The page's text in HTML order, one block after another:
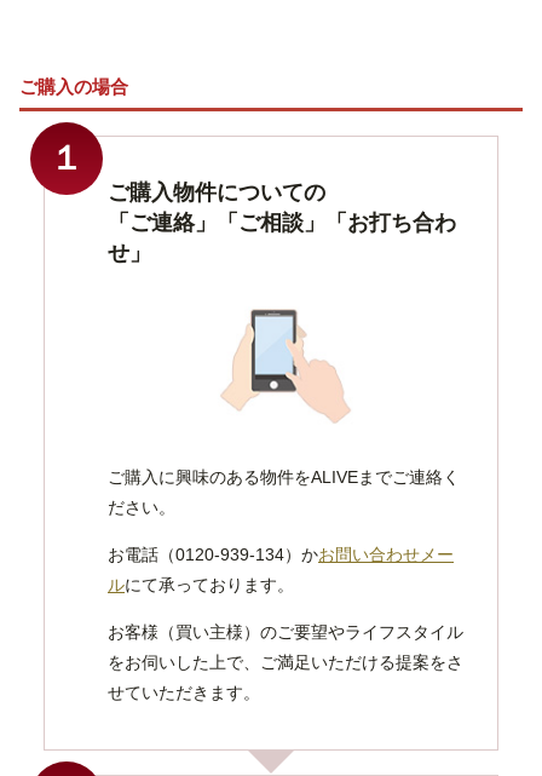
ご購入の場合
１
ご購入物件についての
「ご連絡」「ご相談」「お打ち合わ
せ」
ご購入に興味のある物件をALIVEまでご連絡く
ださい。
お電話（0120-939-134）かお問い合わせメー
ルにて承っております。
お客様（買い主様）のご要望やライフスタイル
をお伺いした上で、ご満足いただける提案をさ
せていただきます。